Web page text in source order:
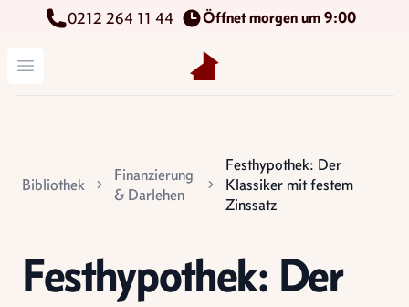
0212 264 11 44 Öffnet morgen um 9:00
Menü öffnen Kettenbach Immobilien GmbH
Bibliothek
Finanzierung
& Darlehen
Festhypothek: Der
Klassiker mit festem
Zinssatz
Festhypothek: Der